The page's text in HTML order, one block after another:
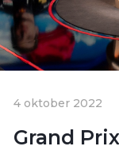
4 oktober 2022
Grand